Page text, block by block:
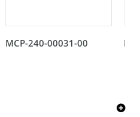
MCP-240-00031-00